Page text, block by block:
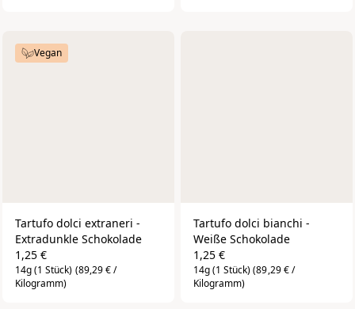
Vegan
Tartufo dolci extraneri -
Extradunkle Schokolade
1,25 €
14g (1 Stück) (89,29 € /
Kilogramm)
Tartufo dolci bianchi -
Weiße Schokolade
1,25 €
14g (1 Stück) (89,29 € /
Kilogramm)